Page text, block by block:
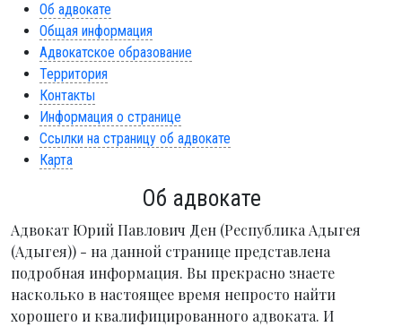
Об адвокате
Общая информация
Адвокатское образование
Территория
Контакты
Информация о странице
Ссылки на страницу об адвокате
Карта
Об адвокате
Адвокат Юрий Павлович Ден (Республика Адыгея
(Адыгея)) - на данной странице представлена
подробная информация. Вы прекрасно знаете
насколько в настоящее время непросто найти
хорошего и квалифицированного адвоката. И